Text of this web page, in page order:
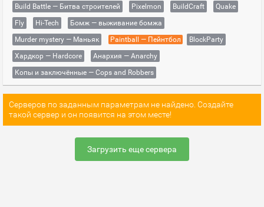
Build Battle — Битва строителей
Pixelmon BuildCraft
Quake
Fly
Hi-Tech
Бомж — выживание бомжа
Murder mystery — Маньяк
Paintball — Пейнтбол
BlockParty
Хардкор — Hardcore
Анархия — Anarchy
Копы и заключённые — Cops and Robbers
Серверов по заданным параметрам не найдено. Создайте
такой сервер и он появится на этом месте!
Загрузить еще сервера